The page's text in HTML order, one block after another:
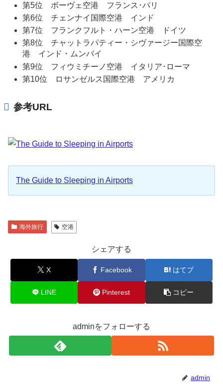
第5位 ボーヴェ空港 フランス･パリ
第6位 チェンナイ国際空港 インド
第7位 フランクフルト・ハーン空港 ドイツ
第8位 チャットラパティー・シヴァージー国際空
港 インド・ムンバイ
第9位 フィウミチーノ空港 イタリア･ローマ
第10位 ロサンゼルス国際空港 アメリカ
参考URL
The Guide to Sleeping in Airports
海外旅行 空港
シェアする
X Facebook はてブ
LINE Pinterest コピー
adminをフォローする
admin